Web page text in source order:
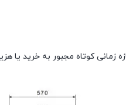
زمانی کوتاه مجبور به خرید